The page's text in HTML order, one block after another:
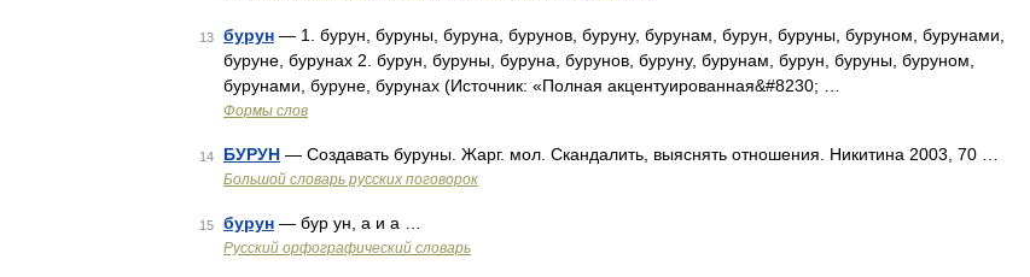
13 бурун — 1. бурун, буруны, буруна, бурунов, буруну, бурунам, бурун, буруны, буруном, бурунами,
буруне, бурунах 2. бурун, буруны, буруна, бурунов, буруну, бурунам, бурун, буруны, буруном,
бурунами, буруне, бурунах (Источник: «Полная акцентуированная&#8230; …
Формы слов
14 БУРУН — Создавать буруны. Жарг. мол. Скандалить, выяснять отношения. Никитина 2003, 70 …
Большой словарь русских поговорок
15 бурун — бур ун, а и а …
Русский орфографический словарь